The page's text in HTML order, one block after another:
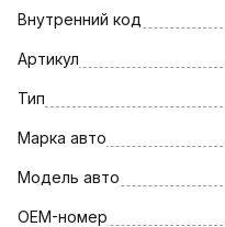
Внутренний код
Артикул
Тип
Марка авто
Модель авто
OEM-номер